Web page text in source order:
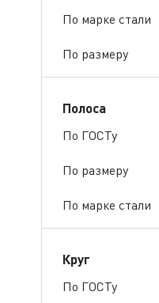
По марке стали
По размеру
Полоса
По ГОСТу
По размеру
По марке стали
Круг
По ГОСТу